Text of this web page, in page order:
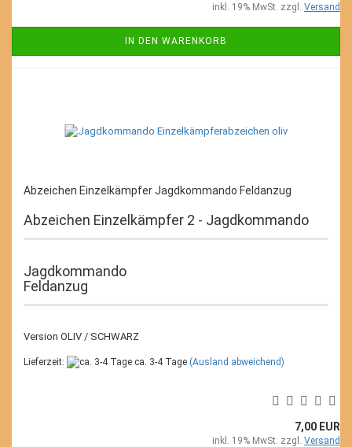
inkl. 19% MwSt. zzgl. Versand
IN DEN WARENKORB
Abzeichen Einzelkämpfer Jagdkommando Feldanzug
Abzeichen Einzelkämpfer 2 - Jagdkommando
Jagdkommando
Feldanzug
Version OLIV / SCHWARZ
Lieferzeit: ca. 3-4 Tage (Ausland abweichend)
7,00 EUR
inkl. 19% MwSt. zzgl. Versand